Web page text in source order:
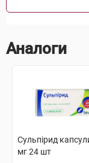
Аналоги
Сульпірид
мг 24 шт